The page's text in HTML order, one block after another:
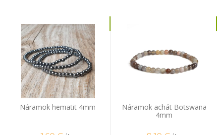
Náramok hematit 4mm
Náramok achát Botswana
4mm